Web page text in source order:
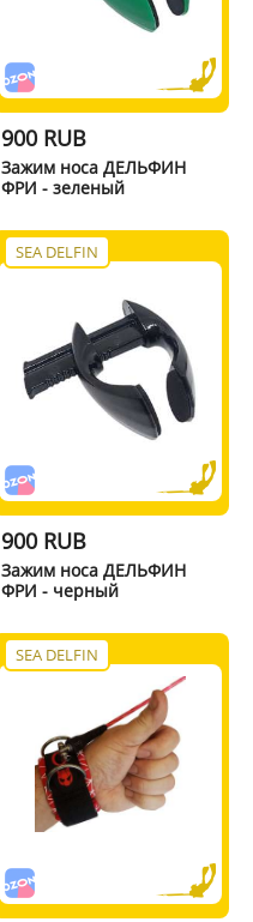
900 RUB
Зажим носа ДЕЛЬФИН
ФРИ - зеленый
SEA DELFIN
900 RUB
Зажим носа ДЕЛЬФИН
ФРИ - черный
SEA DELFIN